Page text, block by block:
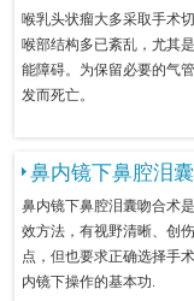
喉乳头状瘤大多采取手术
喉部结构多已紊乱，尤其
能障碍。为保留必要的气
发而死亡。
鼻内镜下鼻腔泪
鼻内镜下鼻腔泪囊吻合术
效方法，有视野清晰、创
点，但也要求正确选择手
内镜下操作的基本功.